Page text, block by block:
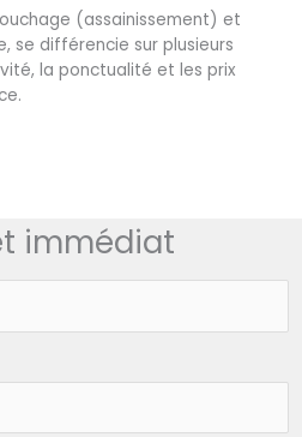
(assainissement) et
se différencie sur plusieurs
la ponctualité et les prix
immédiat